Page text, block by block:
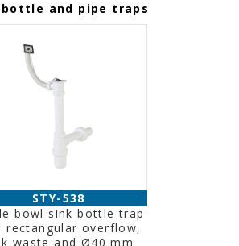
bottle and pipe traps
STY-538
bowl sink bottle trap
rectangular overflow,
waste and Ø40 mm